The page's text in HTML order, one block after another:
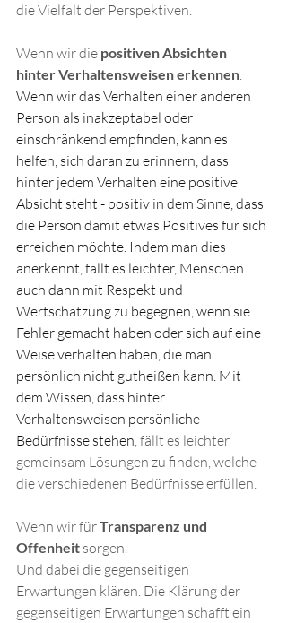
die Vielfalt der Perspektiven.
Wenn wir die positiven Absichten
hinter Verhaltensweisen erkennen.
Wenn wir das Verhalten einer anderen
Person als inakzeptabel oder
einschränkend empfinden, kann es
helfen, sich daran zu erinnern, dass
hinter jedem Verhalten eine positive
Absicht steht - positiv in dem Sinne, dass
die Person damit etwas Positives für sich
erreichen möchte. Indem man dies
anerkennt, fällt es leichter, Menschen
auch dann mit Respekt und
Wertschätzung zu begegnen, wenn sie
Fehler gemacht haben oder sich auf eine
Weise verhalten haben, die man
persönlich nicht gutheißen kann. Mit
dem Wissen, dass hinter
Verhaltensweisen persönliche
Bedürfnisse stehen, fällt es leichter
gemeinsam Lösungen zu finden, welche
die verschiedenen Bedürfnisse erfüllen.
Wenn wir für Transparenz und
Offenheit sorgen.
Und dabei die gegenseitigen
Erwartungen klären. Die Klärung der
gegenseitigen Erwartungen schafft ein